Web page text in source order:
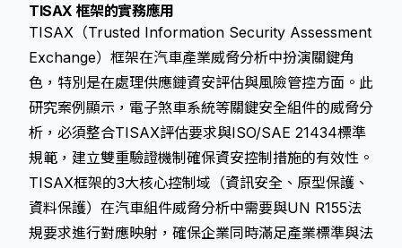
TISAX 框架的實務應用
TISAX（Trusted Information Security Assessment
Exchange）框架在汽車產業威脅分析中扮演關鍵角
色，特別是在處理供應鏈資安評估與風險管控方面。此
研究案例顯示，電子煞車系統等關鍵安全組件的威脅分
析，必須整合TISAX評估要求與ISO/SAE 21434標準
規範，建立雙重驗證機制確保資安控制措施的有效性。
TISAX框架的3大核心控制域（資訊安全、原型保護、
資料保護）在汽車組件威脅分析中需要與UN R155法
規要求進行對應映射，確保企業同時滿足產業標準與法